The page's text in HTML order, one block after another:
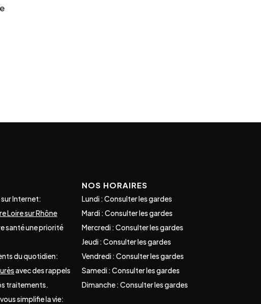
Internet:
Loire sur Rhône
santé une priorité
du quotidien:
avec des rappels
traitements.
simplifie la vie:
NOS HORAIRES
Lundi : Consulter les gardes
Mardi : Consulter les gardes
Mercredi : Consulter les gardes
Jeudi : Consulter les gardes
Vendredi : Consulter les gardes
Samedi : Consulter les gardes
Dimanche : Consulter les gardes